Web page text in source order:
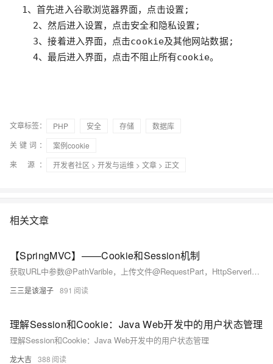
  4、最后进入界面，点击不阻止所有cookie。
文章标签： PHP 安全 存储
数据库
关键词：
案例cookie
来 源：
开发者社区 > 开发与运维 > 文章 > 正文
相关文章
【SpringMVC】——Cookie和Session机制
获取URL中参数@PathVarible，上传文件@RequestPart，HttpServerlet（getCookies()方法，getAttribute方法，setAttribute方法，）HttpSession(getAttribute方法)，@SessionAttribute
三三是该溜子 891
理解Session和Cookie：Java Web开发中的用户状态管理
理解Session和Cookie：Java Web开发中的用户状态管理
龙大吉 388